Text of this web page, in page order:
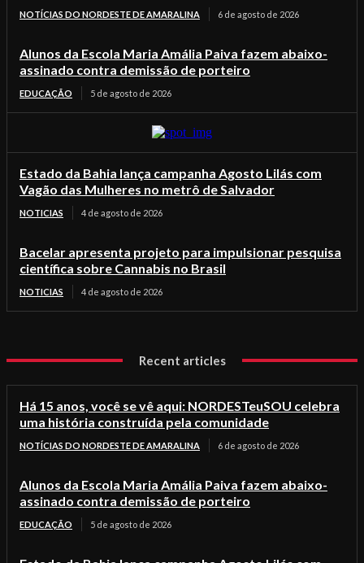
NOTÍCIAS DO NORDESTE DE AMARALINA 6 de agosto de 2026
Alunos da Escola Maria Amália Paiva fazem abaixo-
assinado contra demissão de porteiro
EDUCAÇÃO 5 de agosto de 2026
Estado da Bahia lança campanha Agosto Lilás com
Vagão das Mulheres no metrô de Salvador
NOTICIAS 4 de agosto de 2026
Bacelar apresenta projeto para impulsionar pesquisa
científica sobre Cannabis no Brasil
NOTICIAS 4 de agosto de 2026
Recent articles
Há 15 anos, você se vê aqui: NORDESTeuSOU celebra
uma história construída pela comunidade
NOTÍCIAS DO NORDESTE DE AMARALINA 6 de agosto de 2026
Alunos da Escola Maria Amália Paiva fazem abaixo-
assinado contra demissão de porteiro
EDUCAÇÃO 5 de agosto de 2026